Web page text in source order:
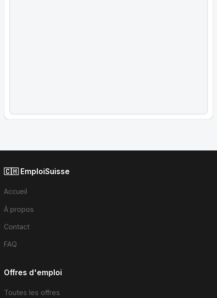
🇨🇭 EmploiSuisse
Accueil
À propos
Contact
FAQ
Offres d'emploi
Toutes les offres